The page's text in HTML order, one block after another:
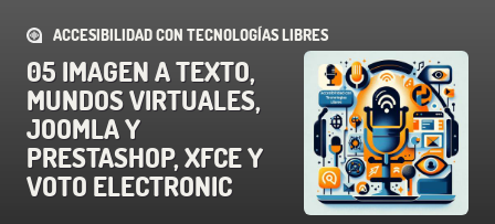
ACCESIBILIDAD CON TECNOLOGÍAS LIBRES
05 IMAGEN A TEXTO,
MUNDOS VIRTUALES,
JOOMLA Y
PRESTASHOP, XFCE Y
VOTO ELECTRONIC